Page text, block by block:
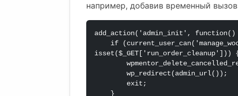
например, добавив временный
add_action('admin_init',
isset($_GET['run_order_cleanup']))